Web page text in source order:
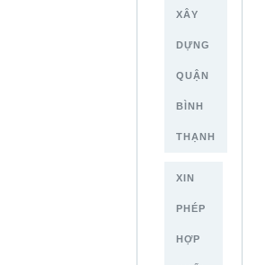
XÂY
DỰNG
QUẬN
BÌNH
THẠNH
XIN
PHÉP
HỢP